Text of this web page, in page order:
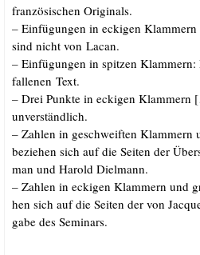
fran­zö­si­schen Originals.
– Ein­fü­gun­gen in ecki­gen
sind nicht von Lacan.
– Ein­fü­gun­gen in spit­zen
fal­le­nen Text.
– Drei Punk­te in ecki­gen Klam­mern
unverständlich.
– Zah­len in geschweif­ten Klam­mern
bezie­hen sich auf die Sei­ten der
man und Harold Dielmann.
– Zah­len in ecki­gen Klam­mern und
hen sich auf die Sei­ten der von
ga­be des Semi­nars.